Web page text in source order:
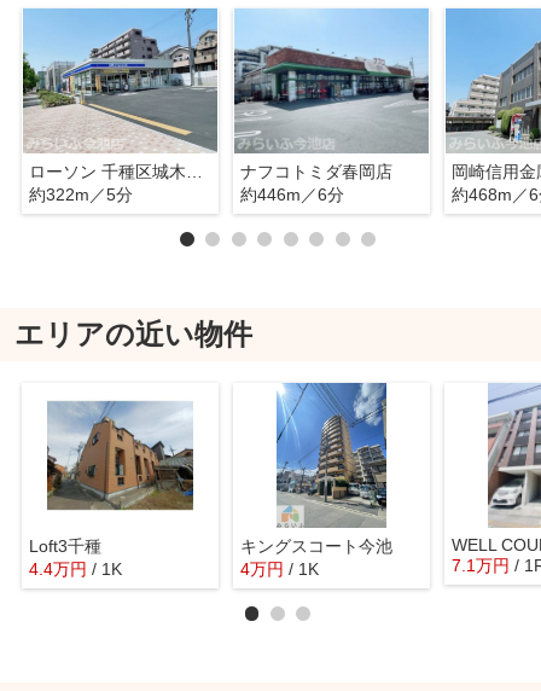
約322m／5分
ナフコトミダ春岡店
約446m／6分
約468m／
エリアの近い物件
Loft3千種
4.4万円 / 1K
キングスコート今池
4万円 / 1K
WELL
7.1万円 /